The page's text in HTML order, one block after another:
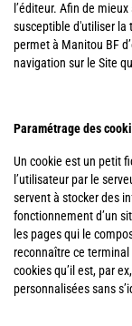
l’éditeur. Afin de
susceptible d'utiliser la
permet à Manitou BF
navigation sur le Site
Paramétrage des
Un cookie est un petit
l’utilisateur par le
servent à stocker des
fonctionnement d’un
les pages qui le
reconnaître ce terminal
cookies qu’il est, par
personnalisées sans